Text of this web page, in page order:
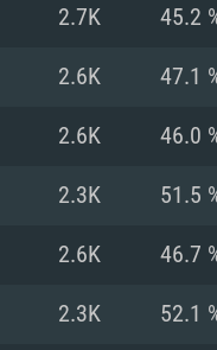
superior
Memória: 16
Placa
Nvidia
mais recente
Processador:
Memória: 8 GB
Placa
suporte Metal.
Network:
recentes
AMD
Vulkan.
2.7K 45.2
2.6K 47.1
2.6K 46.0
2.3K 51.5
2.6K 46.7
2.3K 52.1